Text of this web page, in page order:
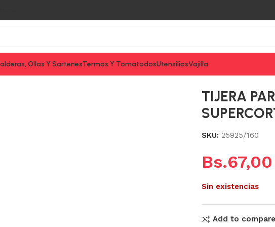
Ollas Y SartenesTermos Y TomatodosUtensiliosVajilla
TIJERA
SKU: 25925/160
Bs.67,00
Sin existencias
Add to compare